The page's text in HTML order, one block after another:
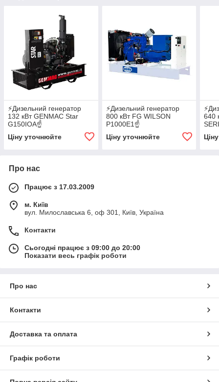
⚡️Дизельний генератор
132 кВт GENMAC Star
G150IOA☝
Ціну уточнюйте
⚡Дизельний генератор
800 кВт FG WILSON
P1000Е1☝
Ціну уточнюйте
640
Про нас
Працює з 17.03.2009
м. Київ
вул. Милославська 6, оф 301, Київ, Україна
Контакти
Сьогодні працює з 09:00 до 20:00
Показати весь графік роботи
Про нас
Контакти
Доставка та оплата
Графік роботи